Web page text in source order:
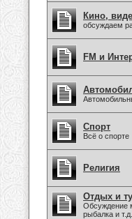
Кино,
обсуждаем
FM и
Спорт
Всё о спорте
Религия
Отдых и
Обсуждение
рыбалка и т.д.